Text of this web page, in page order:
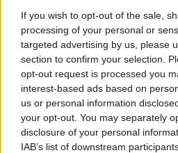
If you wish to opt-out of the sale,
processing of your personal or
targeted advertising by us, please
section to confirm your selection.
opt-out request is processed you
interest-based ads based on
us or personal information
your opt-out. You may separately
disclosure of your personal
IAB’s list of downstream
Fecha de activación
Duración:
Importe:5€